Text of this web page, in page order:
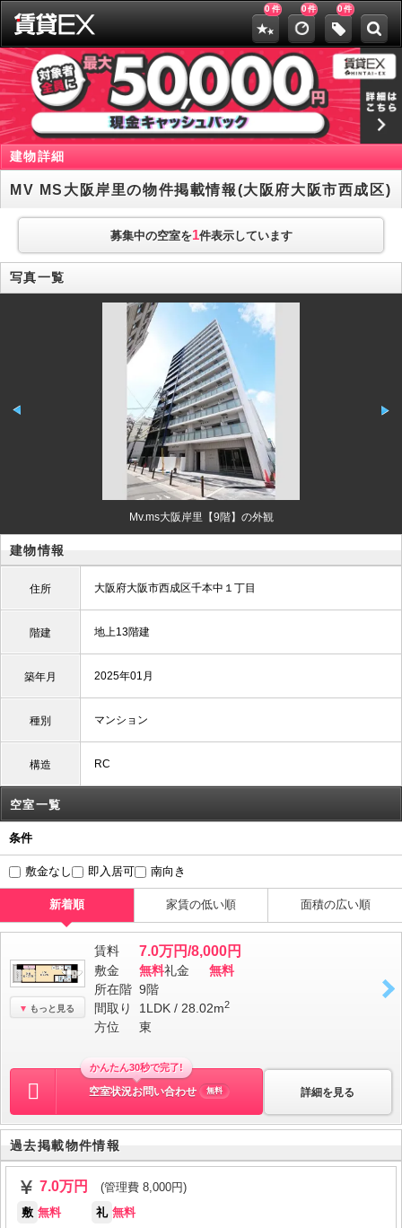
0 件 0件 0件
建物詳細
MV MS大阪岸里の物件掲載情報(大阪府大阪市西成区)
募集中の空室を1件表示しています
写真一覧
Mv.ms大阪岸里【9階】の外観
建物情報
住所 大阪府大阪市西成区千本中１丁目
階建 地上13階建
築年月 2025年01月
種別 マンション
構造 RC
空室一覧
条件
敷金なし 即入居可 南向き
新着順 家賃の低い順 面積の広い順
もっと見る
賃料 7.0万円/8,000円
敷金 無料礼金
無料
所在階 9階
間取り
1LDK / 28.02m2
方位 東
詳細を見る
かんたん30秒で完了!
空室状況お問い合わせ 無料
過去掲載物件情報
7.0万円
(管理費 8,000円)
敷 無料 礼 無料